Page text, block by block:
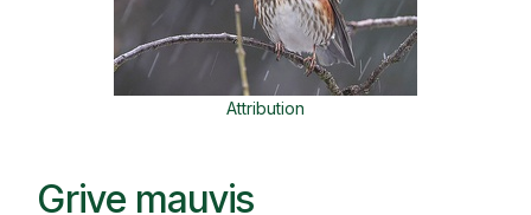
Attribution
Grive mauvis